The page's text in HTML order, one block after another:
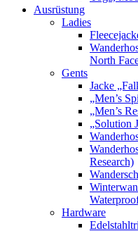
Ausrüstung
Ladies
North
Gents
Jacke
„Men’s
„Men’s
„Solution
Research)
Hardware